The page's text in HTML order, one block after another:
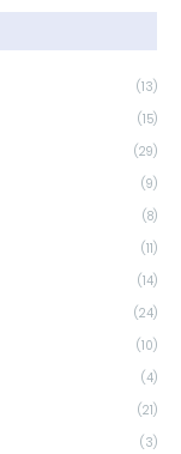
(13)
(15)
(29)
(9)
(8)
(11)
(14)
(24)
(10)
(4)
(21)
(3)